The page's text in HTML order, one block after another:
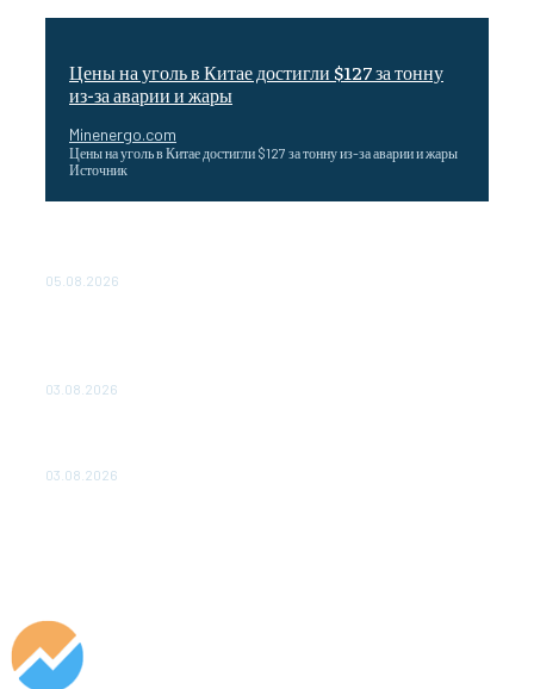
Цены на уголь в Китае достигли $127 за тонну
из-за аварии и жары
Minenergo.com
Цены на уголь в Китае достигли $127 за тонну из-за аварии и жары
Источник
05.08.2026
03.08.2026
03.08.2026